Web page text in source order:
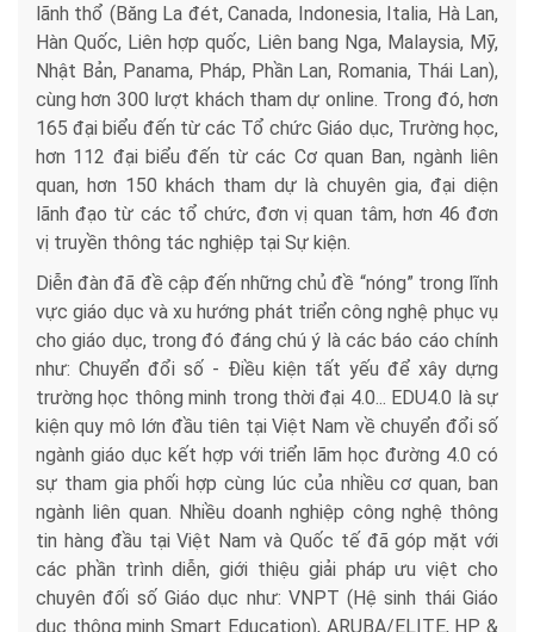
lãnh thổ (Băng La đét, Canada, Indonesia, Italia, Hà Lan,
Hàn Quốc, Liên hợp quốc, Liên bang Nga, Malaysia, Mỹ,
Nhật Bản, Panama, Pháp, Phần Lan, Romania, Thái Lan),
cùng hơn 300 lượt khách tham dự online. Trong đó, hơn
165 đại biểu đến từ các Tổ chức Giáo dục, Trường học,
hơn 112 đại biểu đến từ các Cơ quan Ban, ngành liên
quan, hơn 150 khách tham dự là chuyên gia, đại diện
lãnh đạo từ các tổ chức, đơn vị quan tâm, hơn 46 đơn
vị truyền thông tác nghiệp tại Sự kiện.
Diễn đàn đã đề cập đến những chủ đề “nóng” trong lĩnh
vực giáo dục và xu hướng phát triển công nghệ phục vụ
cho giáo dục, trong đó đáng chú ý là các báo cáo chính
như: Chuyển đổi số - Điều kiện tất yếu để xây dựng
trường học thông minh trong thời đại 4.0... EDU4.0 là sự
kiện quy mô lớn đầu tiên tại Việt Nam về chuyển đổi số
ngành giáo dục kết hợp với triển lãm học đường 4.0 có
sự tham gia phối hợp cùng lúc của nhiều cơ quan, ban
ngành liên quan. Nhiều doanh nghiệp công nghệ thông
tin hàng đầu tại Việt Nam và Quốc tế đã góp mặt với
các phần trình diễn, giới thiệu giải pháp ưu việt cho
chuyên đối số Giáo dục như: VNPT (Hệ sinh thái Giáo
dục thông minh Smart Education), ARUBA/ELITE, HP &